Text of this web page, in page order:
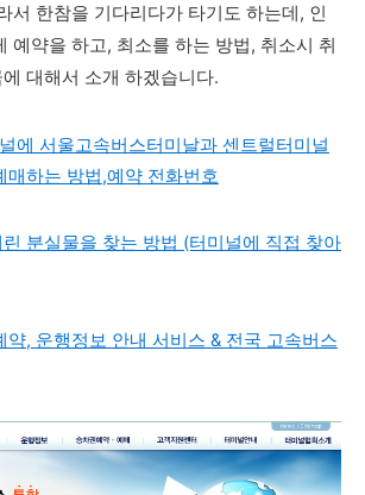
서 한참을 기다리다가 타기도 하는데, 인
예약을 하고, 최소를 하는 방법, 취소시 취
대해서 소개 하겠습니다.
에 서울고속버스터미날과 센트럴터미널
매하는 방법,예약 전화번호
분실물을 찾는 방법 (터미널에 직접 찾아
약, 운행정보 안내 서비스 & 전국 고속버스